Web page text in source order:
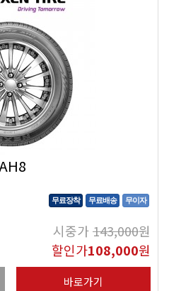
무료장착 무료배송 무이자
시중가143,000원
할인가108,000원
바로가기